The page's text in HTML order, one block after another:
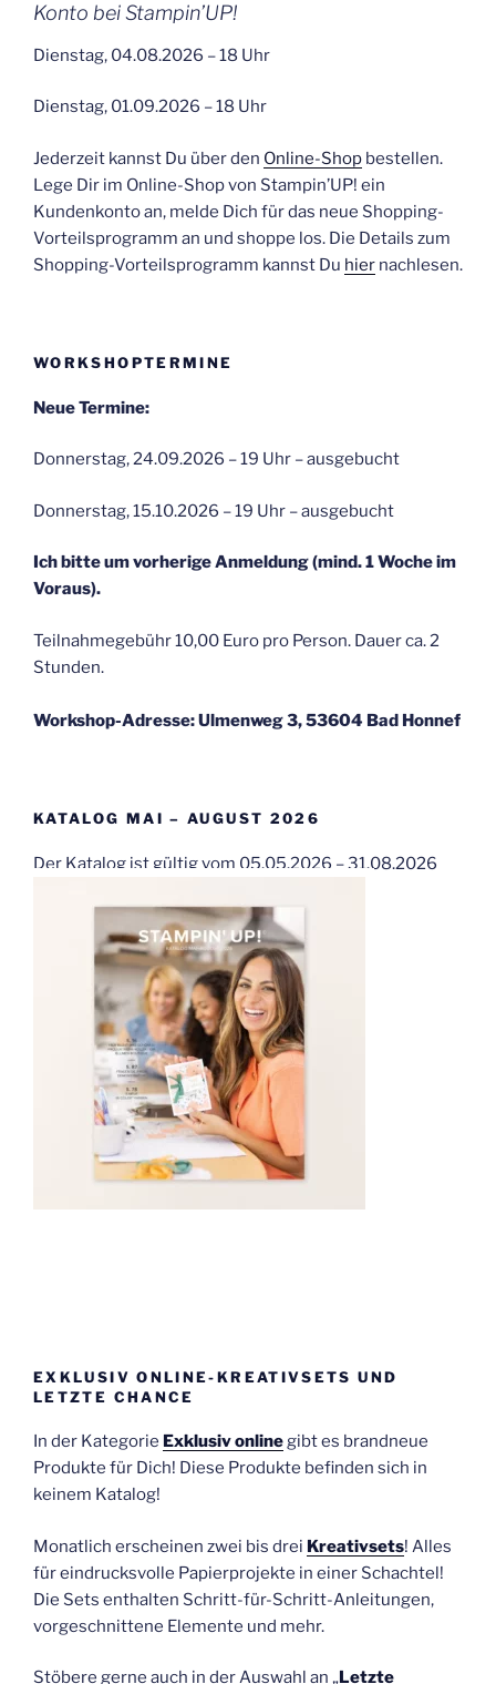
Konto bei Stampin’UP!
Dienstag, 04.08.2026 – 18 Uhr
Dienstag, 01.09.2026 – 18 Uhr
Jederzeit kannst Du über den Online-Shop bestellen.
Lege Dir im Online-Shop von Stampin’UP! ein
Kundenkonto an, melde Dich für das neue Shopping-
Vorteilsprogramm an und shoppe los. Die Details zum
Shopping-Vorteilsprogramm kannst Du hier nachlesen.
WORKSHOPTERMINE
Neue Termine:
Donnerstag, 24.09.2026 – 19 Uhr – ausgebucht
Donnerstag, 15.10.2026 – 19 Uhr – ausgebucht
Ich bitte um vorherige Anmeldung (mind. 1 Woche im
Voraus).
Teilnahmegebühr 10,00 Euro pro Person. Dauer ca. 2
Stunden.
Workshop-Adresse: Ulmenweg 3, 53604 Bad Honnef
KATALOG MAI – AUGUST 2026
Der Katalog ist gültig vom 05.05.2026 – 31.08.2026
EXKLUSIV ONLINE-KREATIVSETS UND
LETZTE CHANCE
In der Kategorie Exklusiv onlinegibt es brandneue
Produkte für Dich! Diese Produkte befinden sich in
keinem Katalog!
Monatlich erscheinen zwei bis drei Kreativsets! Alles
für eindrucksvolle Papierprojekte in einer Schachtel!
Die Sets enthalten Schritt-für-Schritt-Anleitungen,
vorgeschnittene Elemente und mehr.
Stöbere gerne auch in der Auswahl an „ Letzte